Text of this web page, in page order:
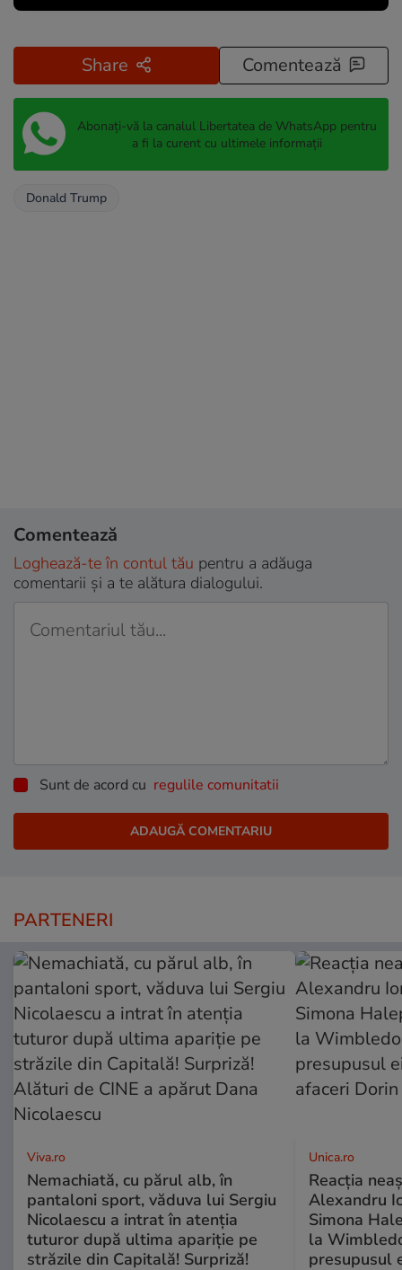
Share Comentează
Abonați-vă la canalul Libertatea de WhatsApp pentru
a fi la curent cu ultimele informații
Donald Trump
Comentează
Loghează-te în contul tău pentru a adăuga
comentarii și a te alătura dialogului.
Sunt de acord cu regulile comunitatii
PARTENERI
Viva.ro
Nemachiată, cu părul alb, în
pantaloni sport, văduva lui Sergiu
Nicolaescu a intrat în atenția
tuturor după ultima apariție pe
străzile din Capitală! Surpriză!
Unica.ro
Reacția
Alexandru
Simona
la
presupusul